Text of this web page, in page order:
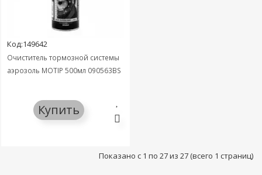
Код:149642
Очиститель тормозной системы
аэрозоль MOTIP 500мл 090563BS
Купить
Показано с 1 по 27 из 27 (всего 1 страниц)